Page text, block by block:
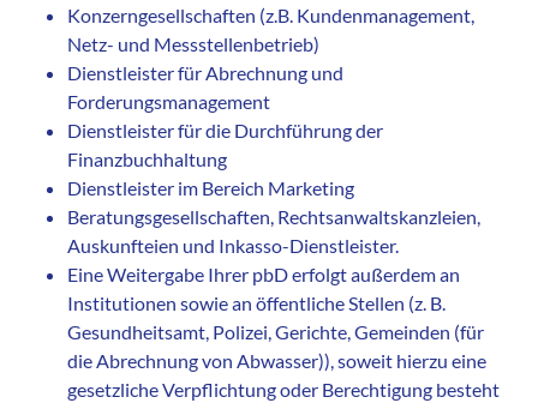
Konzerngesellschaften (z.B. Kundenmanagement,
Netz- und Messstellenbetrieb)
Dienstleister für Abrechnung und
Forderungsmanagement
Dienstleister für die Durchführung der
Finanzbuchhaltung
Dienstleister im Bereich Marketing
Beratungsgesellschaften, Rechtsanwaltskanzleien,
Auskunfteien und Inkasso-Dienstleister.
Eine Weitergabe Ihrer pbD erfolgt außerdem an
Institutionen sowie an öffentliche Stellen (z. B.
Gesundheitsamt, Polizei, Gerichte, Gemeinden (für
die Abrechnung von Abwasser)), soweit hierzu eine
gesetzliche Verpflichtung oder Berechtigung besteht